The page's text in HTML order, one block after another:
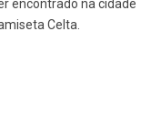
encontrado na cidade
Celta.